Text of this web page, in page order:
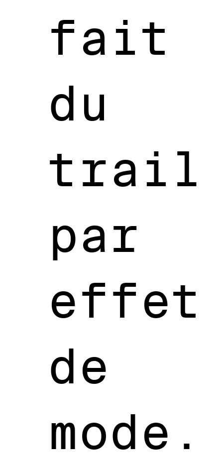
fait
du
trail
par
effet
de
mode.